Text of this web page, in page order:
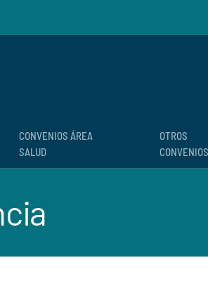
CONVENIOS ÁREA
SALUD
OTROS
CONVENIOS